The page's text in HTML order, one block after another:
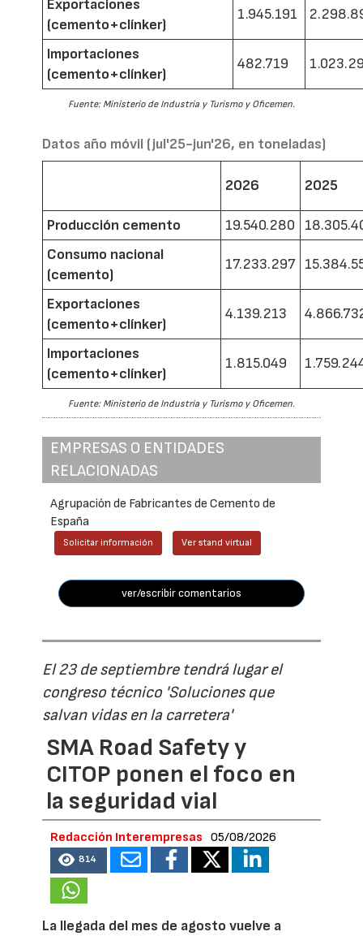
Exportaciones
(cemento+clínker)
1.945.191
Importaciones
(cemento+clínker)
482.719
Fuente: Ministerio de Industria y Turismo y Oficemen.
Datos año móvil (jul'25-jun'26, en toneladas)
2026 2025
Producción cemento 19.540.280
Consumo nacional
(cemento)
17.233.297
Exportaciones
(cemento+clínker)
4.139.213
Importaciones
(cemento+clínker)
1.815.049
Fuente: Ministerio de Industria y Turismo y Oficemen.
EMPRESAS O ENTIDADES
RELACIONADAS
Agrupación de Fabricantes de Cemento de
España
Solicitar información Ver stand virtual
ver/escribir comentarios
El 23 de septiembre tendrá lugar el
congreso técnico 'Soluciones que
salvan vidas en la carretera'
SMA Road Safety y
CITOP ponen el foco en
la seguridad vial
Redacción Interempresas 05/08/2026
814
La llegada del mes de agosto vuelve a